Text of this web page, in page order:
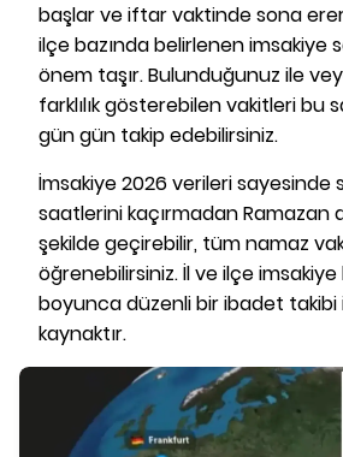
başlar ve iftar vaktinde sona
ilçe bazında belirlenen imsakiye
önem taşır. Bulunduğunuz ile
farklılık gösterebilen vakitleri bu
gün gün takip edebilirsiniz.
İmsakiye 2026 verileri
saatlerini kaçırmadan Ramazan
şekilde geçirebilir, tüm namaz
öğrenebilirsiniz. İl ve ilçe
boyunca düzenli bir ibadet takibi
kaynaktır.